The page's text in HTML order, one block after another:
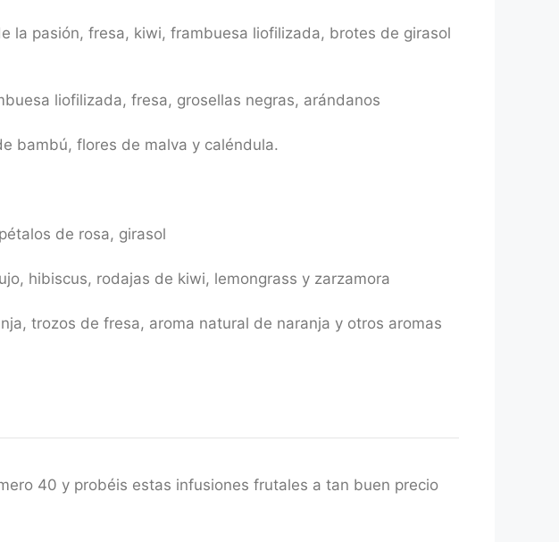
la pasión, fresa, kiwi, frambuesa liofilizada, brotes de girasol
liofilizada, fresa, grosellas negras, arándanos
bambú, flores de malva y caléndula.
de rosa, girasol
hibiscus, rodajas de kiwi, lemongrass y zarzamora
trozos de fresa, aroma natural de naranja y otros aromas
40 y probéis estas infusiones frutales a tan buen precio